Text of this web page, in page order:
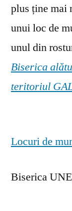
plus ține mai
unui loc de
unul din
Biserica
teritoriul
Locuri de
Biserica